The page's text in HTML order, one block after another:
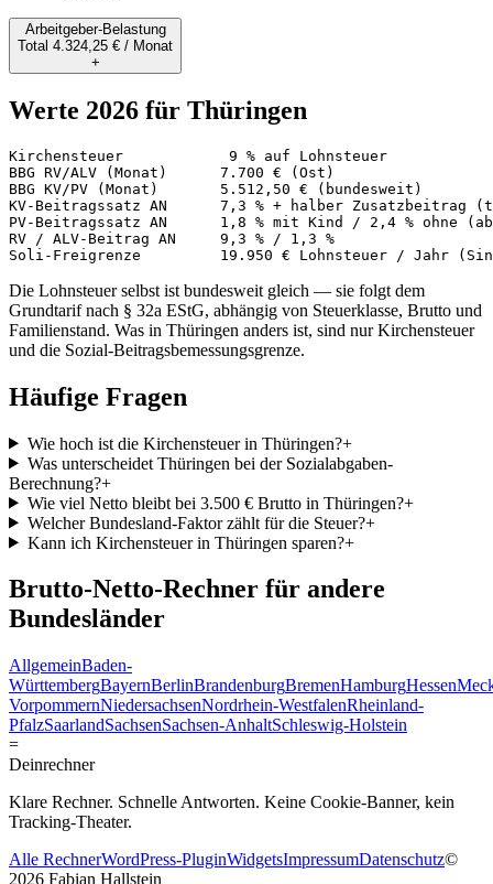
Arbeitgeber-Belastung
Total 4.324,25 € / Monat
+
Werte 2026 für Thüringen
Kirchensteuer            9 % auf Lohnsteuer
BBG RV/ALV (Monat)      7.700 € (Ost)
BBG KV/PV (Monat)       5.512,50 € (bundesweit)
KV-Beitragssatz AN      7,3 % + halber Zusatzbeitrag
PV-Beitragssatz AN      1,8 % mit Kind / 2,4 % ohne
RV / ALV-Beitrag AN     9,3 % / 1,3 %
Soli-Freigrenze         19.950 € Lohnsteuer / Jahr
Die Lohnsteuer selbst ist bundesweit gleich — sie folgt dem
Grundtarif nach § 32a EStG, abhängig von Steuerklasse, Brutto und
Familienstand. Was in Thüringen anders ist, sind nur Kirchensteuer
und die Sozial-Beitragsbemessungsgrenze.
Häufige Fragen
Wie hoch ist die Kirchensteuer in Thüringen?+
Was unterscheidet Thüringen bei der Sozialabgaben-
Berechnung?+
Wie viel Netto bleibt bei 3.500 € Brutto in Thüringen?+
Welcher Bundesland-Faktor zählt für die Steuer?+
Kann ich Kirchensteuer in Thüringen sparen?+
Brutto-Netto-Rechner für andere
Bundesländer
AllgemeinBaden-
WürttembergBayernBerlinBrandenburgBremenHamburgHessen
VorpommernNiedersachsenNordrhein-WestfalenRheinland-
PfalzSaarlandSachsenSachsen-AnhaltSchleswig-Holstein
=
Deinrechner
Klare Rechner. Schnelle Antworten. Keine Cookie-Banner, kein
Tracking-Theater.
Alle RechnerWordPress-PluginWidgetsImpressumDatenschutz©
2026 Fabian Hallstein